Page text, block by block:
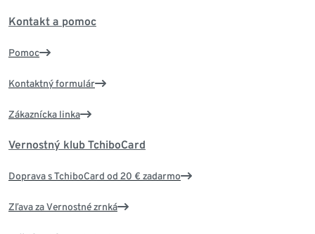
Kontakt a pomoc
Pomoc
Kontaktný formulár
Zákaznícka linka
Vernostný klub TchiboCard
Doprava s TchiboCard od 20 € zadarmo
Zľava za Vernostné zrnká